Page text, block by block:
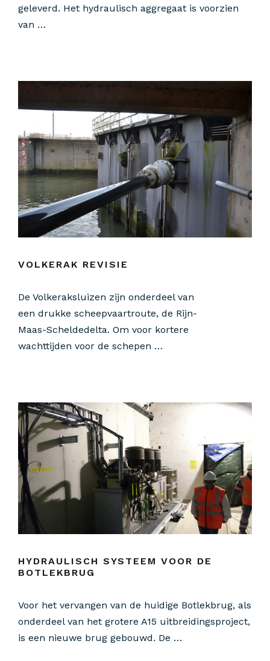
geleverd. Het hydraulisch aggregaat is voorzien
van …
VOLKERAK REVISIE
De Volkeraksluizen zijn onderdeel van
een drukke scheepvaartroute, de Rijn-
Maas-Scheldedelta. Om voor kortere
wachttijden voor de schepen …
HYDRAULISCH SYSTEEM VOOR DE
BOTLEKBRUG
Voor het vervangen van de huidige Botlekbrug, als
onderdeel van het grotere A15 uitbreidingsproject,
is een nieuwe brug gebouwd. De …